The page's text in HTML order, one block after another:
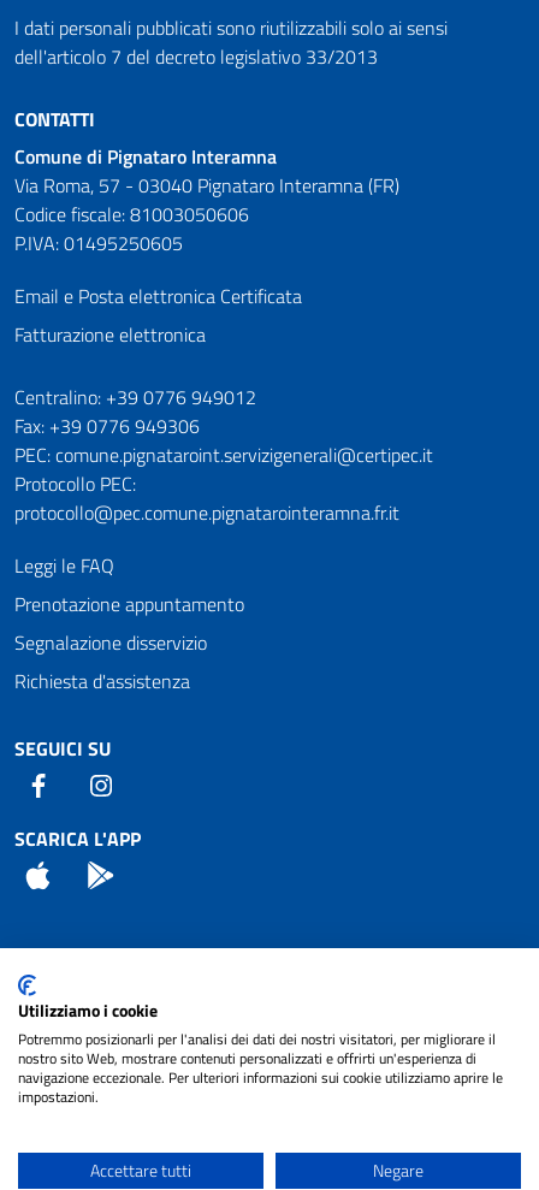
I dati personali pubblicati sono riutilizzabili solo ai sensi
dell'articolo 7 del decreto legislativo 33/2013
CONTATTI
Comune di Pignataro Interamna
Via Roma, 57 - 03040 Pignataro Interamna (FR)
Codice fiscale: 81003050606
P.IVA: 01495250605
Email e Posta elettronica Certificata
Fatturazione elettronica
Numeri utili
Centralino: +39 0776 949012
Fax: +39 0776 949306
PEC: comune.pignataroint.servizigenerali@certipec.it
Protocollo PEC:
protocollo@pec.comune.pignatarointeramna.fr.it
Leggi le FAQ
Prenotazione appuntamento
Segnalazione disservizio
Richiesta d'assistenza
SEGUICI SU
Facebook
SCARICA L'APP
App Store
Attuazione Misure PNRR
Piano di miglioramento del sito
Note legali
cura diNET SMART
Utilizziamo i cookie
Potremmo posizionarli per l'analisi dei dati dei nostri visitatori, per migliorare il
nostro sito Web, mostrare contenuti personalizzati e offrirti un'esperienza di
navigazione eccezionale. Per ulteriori informazioni sui cookie utilizziamo aprire le
impostazioni.
Accettare tutti Negare